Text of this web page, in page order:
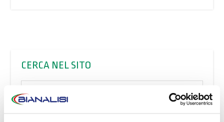
CERCA NEL SITO